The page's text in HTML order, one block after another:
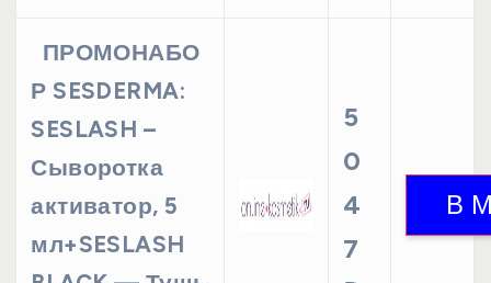
ПРОМОНАБО
Р SESDERMA:
SESLASH –
Сыворотка
активатор, 5
мл+SESLASH
5
0
4
7